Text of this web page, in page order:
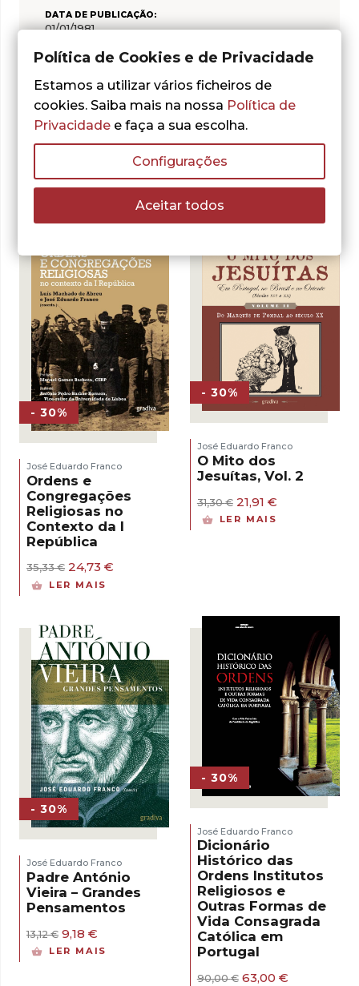
DATA DE PUBLICAÇÃO:
01/01/1981
PÁGINAS:
126
Do mesmo autor
- 30%
José Eduardo Franco
Ordens e
Congregações
Religiosas no
Contexto da I
República
35,33€ O
preço
24,73 €
LER MAIS
- 30%
José Eduardo Franco
O Mito dos
Jesuítas, Vol. 2
31,30€ O
preço
21,91 €O
LER MAIS
- 30%
José Eduardo Franco
Padre António
Vieira – Grandes
Pensamentos
13,12€ O
preço
9,18 €
preço
LER MAIS
- 30%
José Eduardo Franco
Dicionário
Histórico das
Ordens Institutos
Religiosos e
Outras Formas de
Vida Consagrada
Católica em
Portugal
90,00€ O
63,00 €O
Política de Cookies e de Privacidade
Estamos a utilizar vários ficheiros de
cookies. Saiba mais na nossa Política de
Privacidade e faça a sua escolha.
Configurações
Aceitar todos